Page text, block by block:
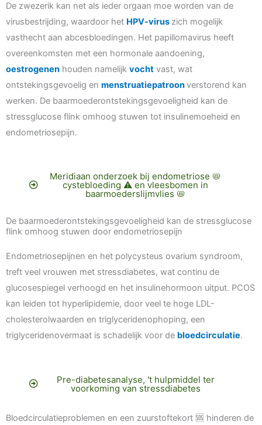
De zwezerik kan net als ieder orgaan moe worden van de
virusbestrijding, waardoor het HPV-virus zich mogelijk
vasthecht aan abcesbloedingen. Het papillomavirus heeft
overeenkomsten met een hormonale aandoening,
oestrogenen houden namelijk vocht vast, wat
ontstekingsgevoelig en menstruatiepatroonverstorend kan
werken. De baarmoederontstekingsgevoeligheid kan de
stressglucose flink omhoog stuwen tot insulinemoeheid en
endometriosepijn.
Meridiaan onderzoek bij endometriose 📛
cystebloeding ⚠️ en vleesbomen in
baarmoederslijmvlies 📛
De baarmoederontstekingsgevoeligheid kan de stressglucose
flink omhoog stuwen door endometriosepijn
Endometriosepijnen en het polycysteus ovarium syndroom,
treft veel vrouwen met stressdiabetes, wat continu de
glucosespiegel verhoogd en het insulinehormoon uitput. PCOS
kan leiden tot hyperlipidemie, door veel te hoge LDL-
cholesterolwaarden en triglyceridenophoping, een
triglyceridenovermaat is schadelijk voor de bloedcirculatie.
Pre-diabetesanalyse, 't hulpmiddel ter
voorkoming van stressdiabetes
Bloedcirculatieproblemen en een zuurstoftekort 🆘 hinderen de